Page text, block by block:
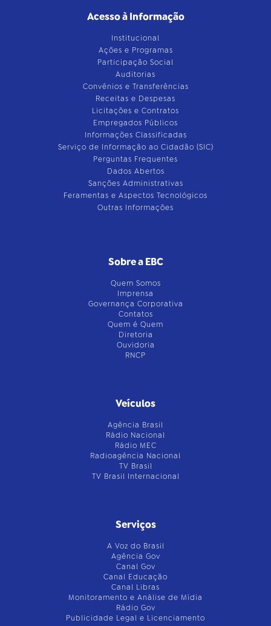
Acesso à Informação
Institucional
Ações e Programas
Participação Social
Auditorias
Convênios e Transferências
Receitas e Despesas
Licitações e Contratos
Empregados Públicos
Informações Classificadas
Serviço de Informação ao Cidadão (SIC)
Perguntas Frequentes
Dados Abertos
Sanções Administrativas
Feramentas e Aspectos Tecnológicos
Outras Informações
Sobre a EBC
Quem Somos
Imprensa
Governança Corporativa
Contatos
Quem é Quem
Diretoria
Ouvidoria
RNCP
Veículos
Agência Brasil
Rádio Nacional
Rádio MEC
Radioagência Nacional
TV Brasil
TV Brasil Internacional
Serviços
A Voz do Brasil
Agência Gov
Canal Gov
Canal Educação
Canal Libras
Monitoramento e Análise de Mídia
Rádio Gov
Publicidade Legal e Licenciamento